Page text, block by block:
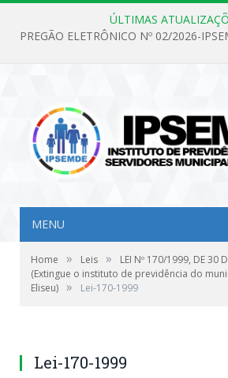
ÚLTIMAS
MENU
Home » Leis »
LEI Nº 170/1999, DE 30
(Extingue o instituto de previdência do
Eliseu) » Lei-170-1999
Lei-170-1999